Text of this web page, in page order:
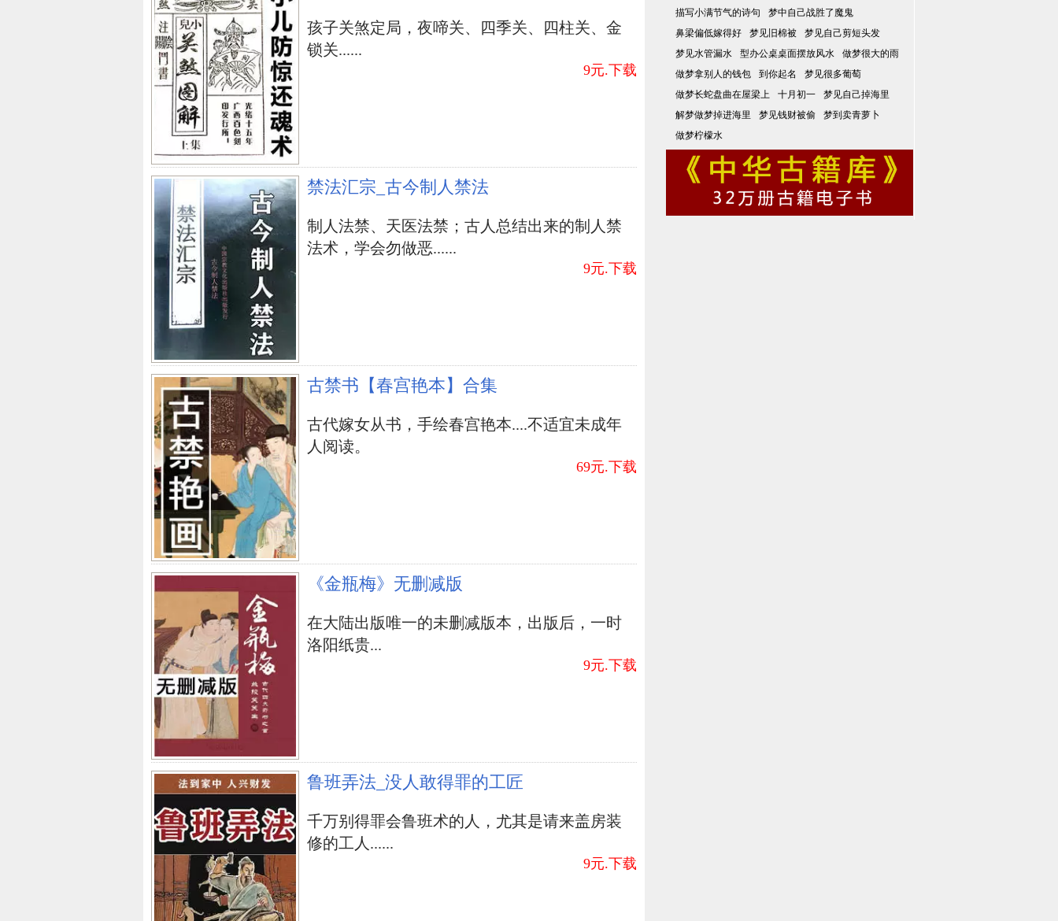
家里开后门风水 别墅院子风水 开大门的风水 小庭院的风水 风水 办公桌风水
上一篇：风水学开运化煞吉祥物设计有什么
孩子关煞定局，夜啼关、四季关、四柱关、金
锁关......
9元.下载
禁法汇宗_古今制人禁法
制人法禁、天医法禁；古人总结出来的制人禁
法术，学会勿做恶......
9元.下载
古禁书【春宫艳本】合集
古代嫁女从书，手绘春宫艳本....不适宜未成年
人阅读。
69元.下载
《金瓶梅》无删减版
在大陆出版唯一的未删减版本，出版后，一时
洛阳纸贵...
9元.下载
鲁班弄法_没人敢得罪的工匠
千万别得罪会鲁班术的人，尤其是请来盖房装
修的工人......
9元.下载
描写小满节气的诗句
梦中自己战胜了魔鬼
鼻梁偏低嫁得好
梦见旧棉被
梦见自己剪短头发
梦见水管漏水
型办公桌桌面摆放风水
做梦很大的雨
做梦拿别人的钱包
到你起名
梦见很多葡萄
做梦长蛇盘曲在屋梁上
十月初一
梦见自己掉海里
解梦做梦掉进海里
梦见钱财被偷
梦到卖青萝卜
做梦柠檬水